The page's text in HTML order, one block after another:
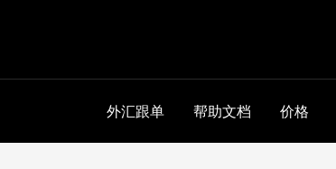
外汇跟单 帮助文档 价格